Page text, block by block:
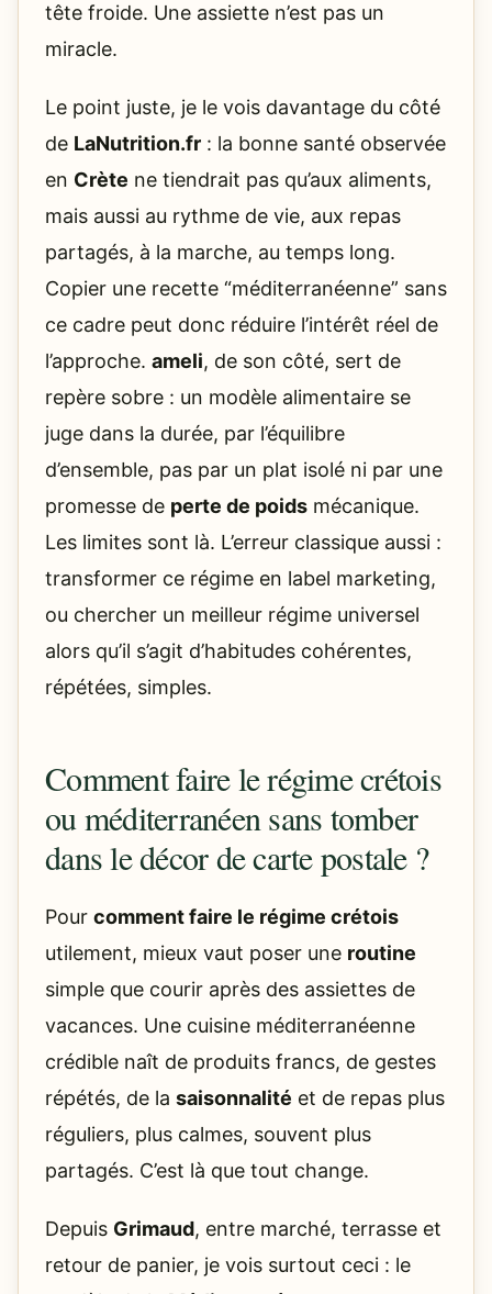
tête froide. Une assiette n’est pas un
miracle.
Le point juste, je le vois davantage du côté
de LaNutrition.fr : la bonne santé observée
en Crète ne tiendrait pas qu’aux aliments,
mais aussi au rythme de vie, aux repas
partagés, à la marche, au temps long.
Copier une recette “méditerranéenne” sans
ce cadre peut donc réduire l’intérêt réel de
l’approche. ameli, de son côté, sert de
repère sobre : un modèle alimentaire se
juge dans la durée, par l’équilibre
d’ensemble, pas par un plat isolé ni par une
promesse de perte de poids mécanique.
Les limites sont là. L’erreur classique aussi :
transformer ce régime en label marketing,
ou chercher un meilleur régime universel
alors qu’il s’agit d’habitudes cohérentes,
répétées, simples.
Comment faire le régime crétois
ou méditerranéen sans tomber
dans le décor de carte postale ?
Pour comment faire le régime crétois
utilement, mieux vaut poser une routine
simple que courir après des assiettes de
vacances. Une cuisine méditerranéenne
crédible naît de produits francs, de gestes
répétés, de la saisonnalité et de repas plus
réguliers, plus calmes, souvent plus
partagés. C’est là que tout change.
Depuis Grimaud, entre marché, terrasse et
retour de panier, je vois surtout ceci : le